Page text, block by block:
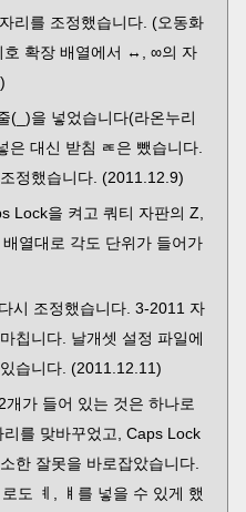
리를 조정했습니다. (오동화
호 확장 배열에서 ↔, ∞의 자
(_)을 넣었습니다(라온누리
은 대신 받침 ㄾ은 뺐습니다.
정했습니다. (2011.12.9)
Lock을 켜고 쿼티 자판의 Z,
열대로 각도 단위가 들어가
시 조정했습니다. 3-2011 자
칩니다. 날개셋 설정 파일에
습니다. (2011.12.11)
가 들어 있는 것은 하나로
를 맞바꾸었고, Caps Lock
한 잘못을 바로잡았습니다.
도 ㅖ, ㅒ를 넣을 수 있게 했